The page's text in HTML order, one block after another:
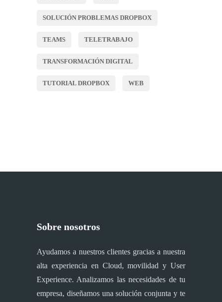
SOLUCIÓN PROBLEMAS DROPBOX
TEAMS TELETRABAJO
TRANSFORMACIÓN DIGITAL
TUTORIAL DROPBOX WEB
Sobre nosotros
Ayudamos a nuestros clientes gracias a nuestra
alta experiencia en Cloud, movilidad y User
Experience. Analizamos las necesidades de tu
empresa, diseñamos una solución conjunta y te